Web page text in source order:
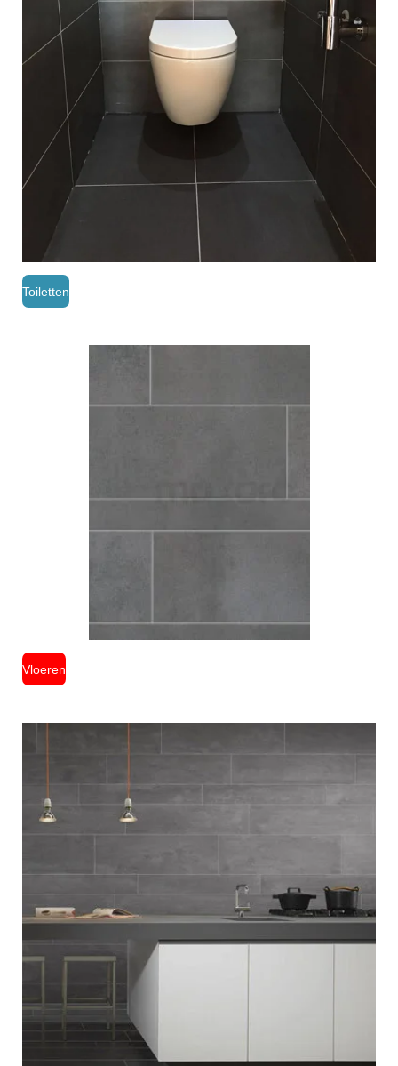
Toiletten
Vloeren